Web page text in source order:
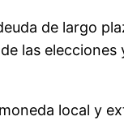
de largo
las
local y